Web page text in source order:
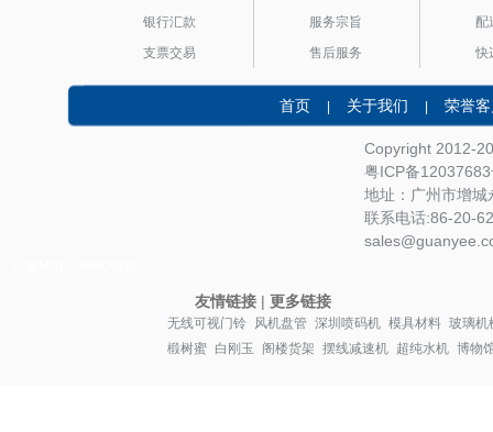
银行汇款
支票交易
服务宗旨
售后服务
配
快
首页 关于我们 荣誉
Copyright 2012-
粤ICP备12037683
地址：广州市增
联系电话:86-20-
友情链接| 更多链接
无线可视门铃 风机盘管 深圳喷码机 模具材料 玻璃机
椴树蜜 白刚玉 阁楼货架 摆线减速机 超纯水机 博物